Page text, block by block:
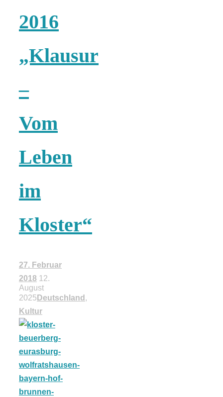
2016
„Klausur
–
Vom
Leben
im
Kloster“
27. Februar
2018 12.
August
2025 Deutschland ,
Kultur